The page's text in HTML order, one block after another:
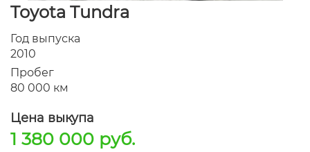
Toyota Tundra
Год выпуска
2010
Пробег
80 000 км
Цена выкупа
1 380 000 руб.